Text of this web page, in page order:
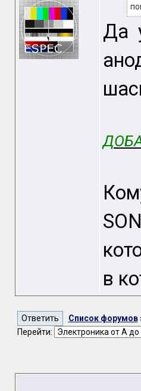
Да
в
Список форумов
Перейти: